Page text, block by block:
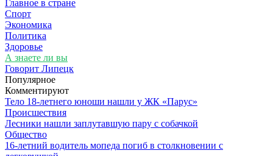
Главное в стране
Спорт
Экономика
Политика
Здоровье
А знаете ли вы
Говорит Липецк
Популярное
Комментируют
Тело 18-летнего юноши нашли у ЖК «Парус»
Происшествия
Лесники нашли заплутавшую пару с собачкой
Общество
16-летний водитель мопеда погиб в столкновении с